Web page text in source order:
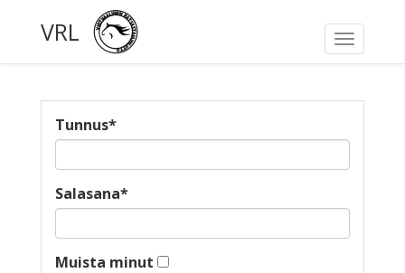
Toggle
VRL
Tunnus*
Salasana*
Muista minut